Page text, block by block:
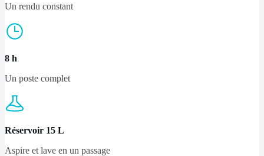
Un rendu constant
8 h
Un poste complet
Réservoir 15 L
Aspire et lave en un passage